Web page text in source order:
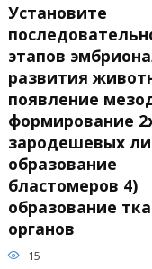
Установите
этапов
развития
появление
формирование
зародешевых
образование
бластомеров 4)
образование
органов
15